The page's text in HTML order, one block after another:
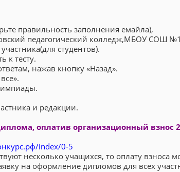
правильность заполнения емайла),
педагогический колледж,МБОУ СОШ №1
студентов).
к тесту.
нажав кнопку «Назад».
и редакции.
оплатив организационный взнос
index/0-5
несколько учащихся, то оплату взноса
на оформление дипломов для всех